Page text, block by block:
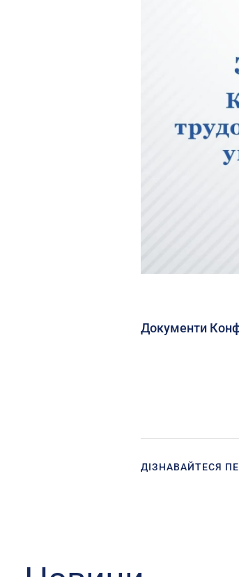
Документи
ДІЗНАВАЙТЕСЯ